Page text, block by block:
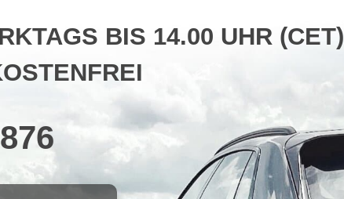
BIS 14.00 UHR (CET)